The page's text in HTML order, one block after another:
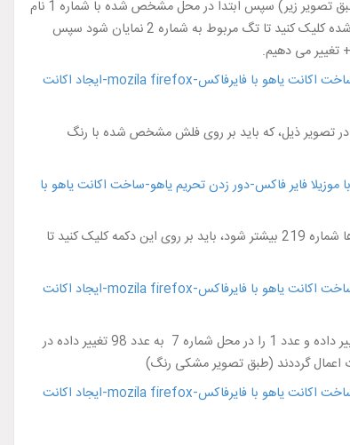
سایت را مشاهده و تغییر داد (طبق تصویر زیر) سپس ابتدا در محل مشخص شده با شماره 1 نام
" تغییر داده و پس از آن باید بر روی فلش خاکستری رنگ که با دایره آبی و فلش آبی مشخص شده کلیک کنید تا تگ مربوط به شماره 2 نمایان شود سپس
" می باشد، طبق شماره 4 در تصویر ذیل، که باید بر روی فلش مشخص شده با رنگ
6- با باز کردن تگ شماره 4 لیست کشورها را می توانید مشاهده کنید که باید صفحه را اسکرول کنید تا به دکمه Show All 219 Nodes برسید که ممکن است بعدها شماره 219 بیشتر شود، باید بر روی این دکمه کلیک کنید تا
در محل شماره 6 را با دوبار کلیک کردن به نام Iran تغییر داده و عدد 1 را در محل شماره 7 به عدد 98 تغییر داده در